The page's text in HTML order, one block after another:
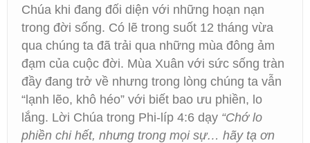
Chúa khi đang đối diện với những hoạn nạn
trong đời sống. Có lẽ trong suốt 12 tháng vừa
qua chúng ta đã trải qua những mùa đông ảm
đạm của cuộc đời. Mùa Xuân với sức sống tràn
đầy đang trở về nhưng trong lòng chúng ta vẫn
“lạnh lẽo, khô héo” với biết bao ưu phiền, lo
lắng. Lời Chúa trong Phi-líp 4:6 dạy “Chớ lo
phiền chi hết, nhưng trong mọi sự… hãy tạ ơn